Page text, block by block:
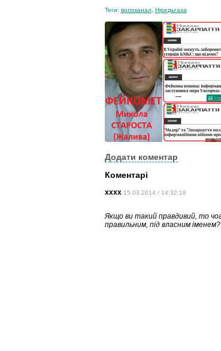
Теги: волоканал, Ніредьгаза
Додати коментар
Коментарі
хххх 15.03.2014 / 14:32:18
Якщо ви такий правдивий, то
правильним, під власним